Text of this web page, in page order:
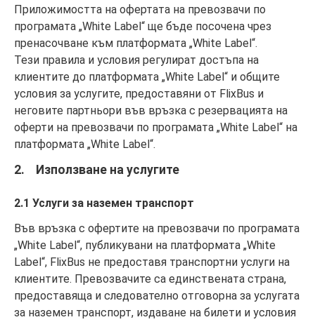
Приложимостта на офертата на превозвачи по
програмата „White Label“ ще бъде посочена чрез
пренасочване към платформата „White Label“.
Тези правила и условия регулират достъпа на
клиентите до платформата „White Label“ и общите
условия за услугите, предоставяни от FlixBus и
неговите партньори във връзка с резервацията на
оферти на превозвачи по програмата „White Label“ на
платформата „White Label“.
2. Използване на услугите
2.1 Услуги за наземен транспорт
Във връзка с офертите на превозвачи по програмата
„White Label“, публикувани на платформата „White
Label“, FlixBus не предоставя транспортни услуги на
клиентите. Превозвачите са единствената страна,
предоставяща и следователно отговорна за услугата
за наземен транспорт, издаване на билети и условия